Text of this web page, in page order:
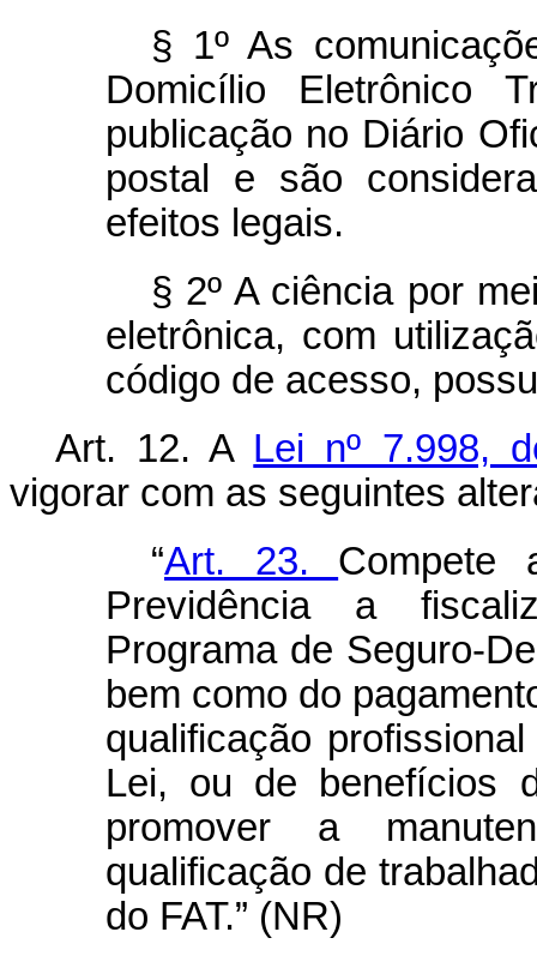
§ 1º As
Domicílio Eletrônico
publicação no Diário
postal e são
efeitos legais.
§ 2º A ciência por
eletrônica, com
código de acesso,
Art. 12. A Lei nº 7.998,
vigorar com as seguintes
“Art. 23. Compete
Previdência a
Programa de Seguro-
bem como do
qualificação
Lei, ou de benefícios
promover a
qualificação de
do FAT.” (NR)